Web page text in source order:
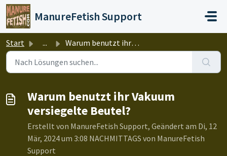
Zum hauptsächlichen Inhalt gehen
ManureFetish Support
Start ... Warum benutzt ihr Vakuum versiegelte Beutel?
Warum benutzt ihr Vakuum
versiegelte Beutel?
Erstellt von ManureFetish Support, Geändert am Di, 12
Mär, 2024 um 3:08 NACHMITTAGS von ManureFetish
Support